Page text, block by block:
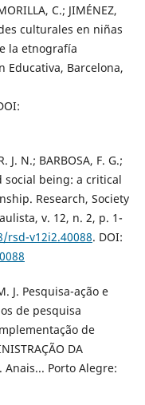
C.; JIMÉNEZ,
culturales en niñas
la etnografía
Educativa, Barcelona,
J. N.; BARBOSA, F. G.;
social being: a critical
Research, Society
v. 12, n. 2, p. 1-
v12i2.40088. DOI:
J. Pesquisa-ação e
de pesquisa
de
DA
Anais... Porto Alegre: